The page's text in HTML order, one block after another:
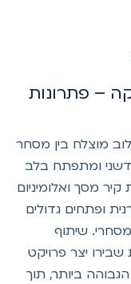
– פתרונות
מוצלח בין מסחר
ומתפתח בלב
ואלומיניום
ופתחים גדולים
שיתוף
יצר פרויקט
ביותר, תוך